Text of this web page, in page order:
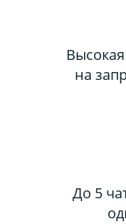
на
До 5